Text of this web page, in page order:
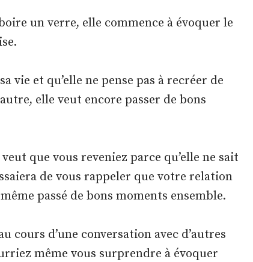
un verre, elle commence à évoquer le
vie et qu’elle ne pense pas à recréer de
elle veut encore passer de bons
que vous reveniez parce qu’elle ne sait
de vous rappeler que votre relation
passé de bons moments ensemble.
cours d’une conversation avec d’autres
même vous surprendre à évoquer